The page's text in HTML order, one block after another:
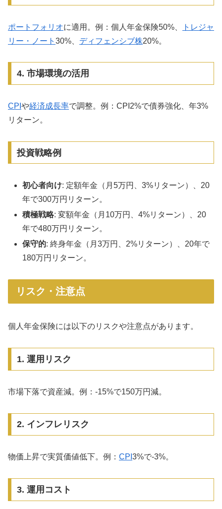
ポートフォリオに適用。例：個人年金保険50%、
トレジャ
リー・ノート 30%、 ディフェンシブ株20%。
4. 市場環境の活用
CPI や経済成長率で調整。例：CPI2%で債券強化、年3%
リターン。
投資戦略例
初心者向け: 定額年金（月5万円、3%リターン）、20
年で300万円リターン。
積極戦略: 変額年金（月10万円、4%リターン）、20
年で480万円リターン。
保守的: 終身年金（月3万円、2%リターン）、20年で
180万円リターン。
リスク・注意点
個人年金保険には以下のリスクや注意点があります。
1. 運用リスク
市場下落で資産減。例：-15%で150万円減。
2. インフレリスク
物価上昇で実質価値低下。例： CPI 3%で-3%。
3. 運用コスト